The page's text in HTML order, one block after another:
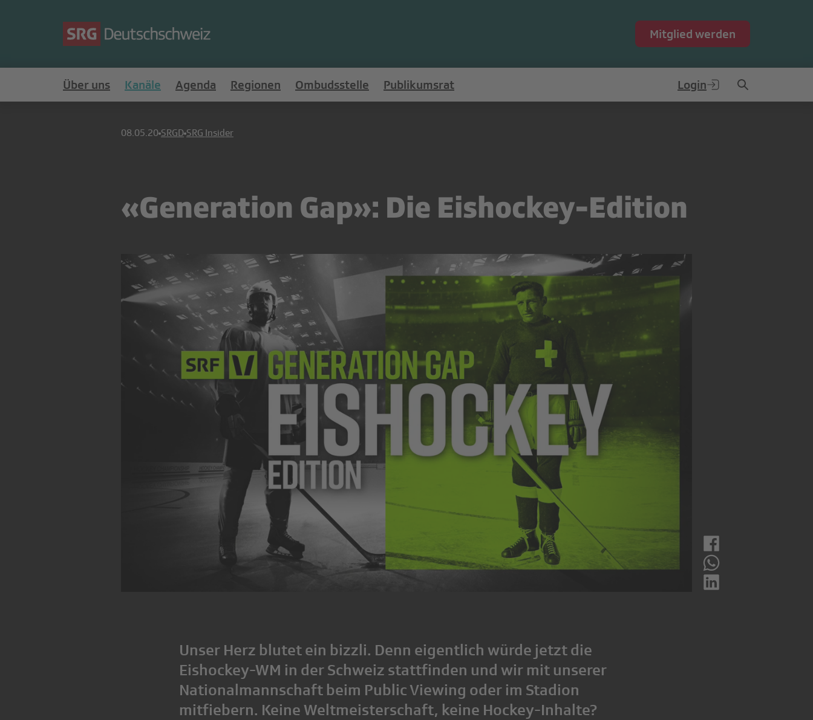
Mitglied werden
Über uns Kanäle Agenda Regionen Ombudsstelle Publikumsrat Login
08.05.20 SRGD SRG Insider
«Generation Gap»: Die Eishockey-Edition
Unser Herz blutet ein bizzli. Denn eigentlich würde jetzt die
Eishockey-WM in der Schweiz stattfinden und wir mit unserer
Nationalmannschaft beim Public Viewing oder im Stadion
mitfiebern. Keine Weltmeisterschaft, keine Hockey-Inhalte?